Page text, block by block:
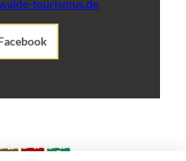
tourismus.de